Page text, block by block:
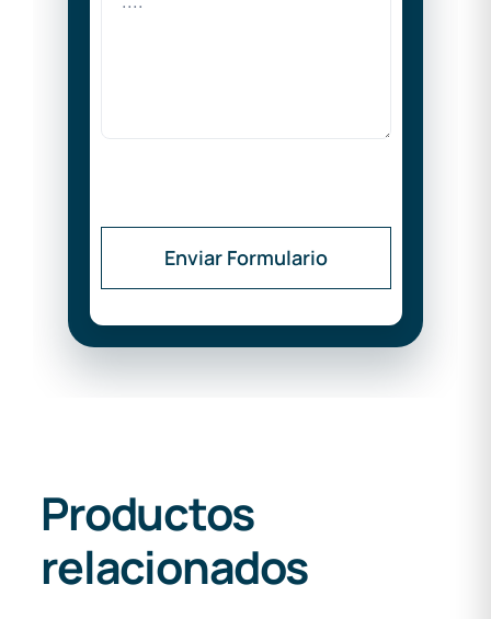
Enviar Formulario
Productos
relacionados